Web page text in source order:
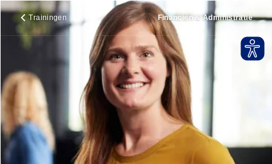
Trainingen Financiën & Administratie